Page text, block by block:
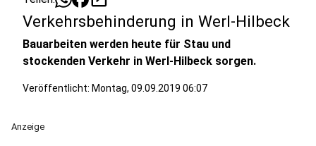
Verkehrsbehinderung in Werl-Hilbeck
Bauarbeiten werden heute für Stau und
stockenden Verkehr in Werl-Hilbeck sorgen.
Veröffentlicht: Montag, 09.09.2019 06:07
Anzeige